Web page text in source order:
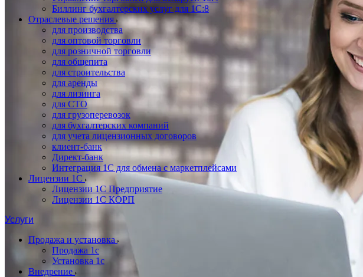
Биллинг бухгалтерских услуг для 1С:8
Отраслевые решения
для производства
для оптовой торговли
для розничной торговли
для общепита
для строительства
для аренды
для лизинга
для СТО
для грузоперевозок
для бухгалтерских компаний
для учета лицензионных договоров
клиент-банк
Директ-банк
Интеграция 1C для обмена с маркетплейсами
Лицензии 1С
Лицензии 1С Предприятие
Лицензии 1С КОРП
Услуги
Продажа и установка
Продажа 1с
Установка 1с
Внедрение